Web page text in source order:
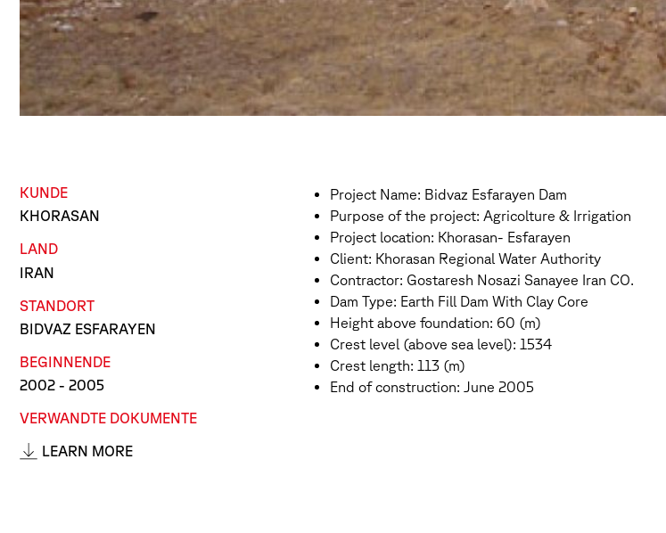
KUNDE
KHORASAN
LAND
IRAN
STANDORT
BIDVAZ ESFARAYEN
BEGINNENDE
2002 - 2005
VERWANDTE DOKUMENTE
LEARN MORE
Project Name: Bidvaz Esfarayen Dam
Purpose of the project: Agricolture & Irrigation
Project location: Khorasan- Esfarayen
Client: Khorasan Regional Water Authority
Contractor: Gostaresh Nosazi Sanayee Iran CO.
Dam Type: Earth Fill Dam With Clay Core
Height above foundation: 60 (m)
Crest level (above sea level): 1534
Crest length: 113 (m)
End of construction: June 2005